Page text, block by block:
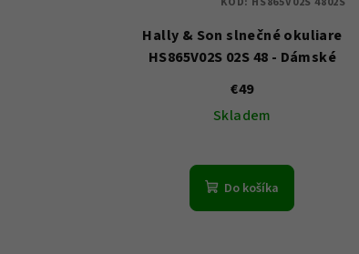
Hally & Son slnečné okuliare
HS865V02S 02S 48 - Dámské
€49
Skladem
Do košíka